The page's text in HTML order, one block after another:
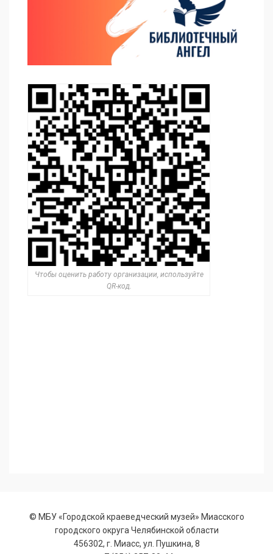
Чтобы оценить работу организации, используйте
QR-код.
© МБУ «Городской краеведческий музей» Миасского
городского округа Челябинской области
456302, г. Миасс, ул. Пушкина, 8